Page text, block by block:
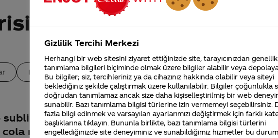
mı Yani ... Coca-Cola'nın Filistin'de fabr...
sorular
İçerik Sürdürülebilirlik Marka
subliminal
cola neden
mezzo mix neden türkiyede
Farklı Coca-Cola ürünleri Türkiye’de Coca-Cola Freestyle adını
Kurumsal
4355 Soru
Coca-Cola Şirketi
merak ettikleriniz.
Fabrikalarımız,
sertifikalarımız, faaliyet
gösterdiğimiz ülkeler,
tarihçemiz ve daha
Gizlilik Tercihi Merkezi
Herhangi bir web sitesini ziyaret ettiğinizde site, tarayıcınızdan
tanımlama bilgileri biçiminde olmak üzere bilgiler alabilir veya
Bu bilgiler; siz, tercihleriniz ya da cihazınız hakkında olabilir veya siteyi
beklediğiniz şekilde çalıştırmak üzere kullanılabilir. Bilgiler çoğunlukla
doğrudan tanımlamaz ancak size daha kişiselleştirilmiş bir web
sunabilir. Bazı tanımlama bilgisi türlerine izin vermemeyi seçebilirsiniz.
fazla bilgi edinmek ve varsayılan ayarlarımızı değiştirmek için farklı
başlıklarına tıklayın. Bununla birlikte, bazı tanımlama bilgisi türlerini
engellediğinizde site deneyiminiz ve sunabildiğimiz hizmetler bu